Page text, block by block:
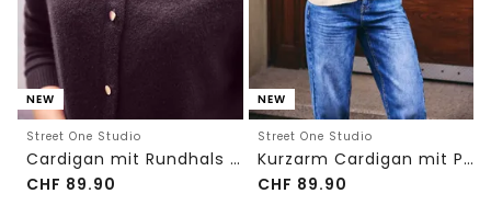
NEW
Street One Studio
Cardigan mit Rundhals und Knöpfen
CHF 89.90
NEW
Street One Studio
Kurzarm Cardigan mit Polokragen
CHF 89.90